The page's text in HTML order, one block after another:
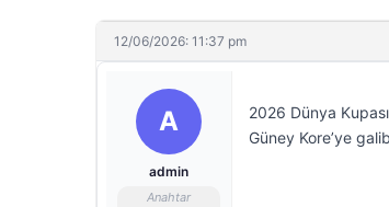
12/06/2026: 11:37 pm
A
admin
Anahtar
2026 Dünya
Güney Kore’ye